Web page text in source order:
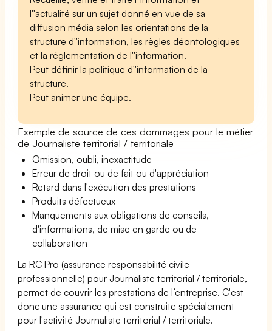
l''actualité sur un sujet donné en vue de sa
diffusion média selon les orientations de la
structure d''information, les règles déontologiques
et la réglementation de l''information.
Peut définir la politique d''information de la
structure.
Peut animer une équipe.
Exemple de source de ces dommages pour le métier
de Journaliste territorial / territoriale
Omission, oubli, inexactitude
Erreur de droit ou de fait ou d'appréciation
Retard dans l'exécution des prestations
Produits défectueux
Manquements aux obligations de conseils,
d'informations, de mise en garde ou de
collaboration
La RC Pro (assurance responsabilité civile
professionnelle) pour Journaliste territorial / territoriale,
permet de couvrir les prestations de l’entreprise. C'est
donc une assurance qui est construite spécialement
pour l'activité Journaliste territorial / territoriale.